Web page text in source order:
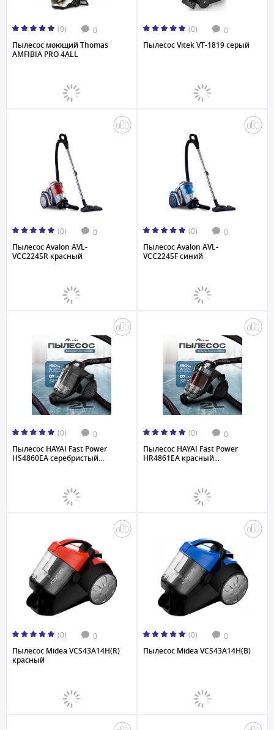
(0) 0
Пылесос моющий Thomas
AMFIBIA PRO 4ALL
(0) 0
Пылесос Vitek VT-1819 серый
(0) 0
Пылесос Avalon AVL-
VCC2245R красный
(0) 0
Пылесос Avalon AVL-
VCC2245F синий
(0) 0
Пылесос HAYAI Fast Power
HS4860EA серебристый...
(0) 0
Пылесос HAYAI Fast Power
HR4861EA красный...
(0) 0
Пылесос Midea VCS43A14H(R)
красный
(0) 0
Пылесос Midea VCS43A14H(B)